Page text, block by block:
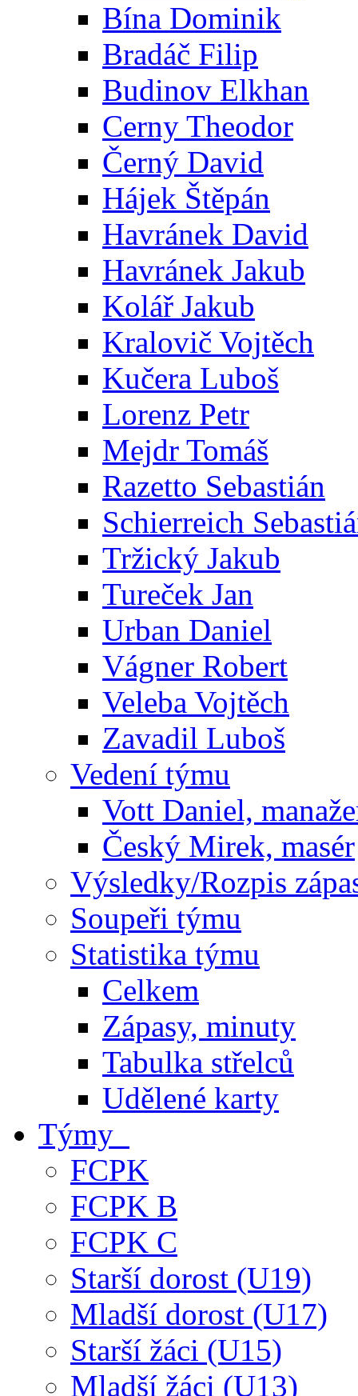
Bína Dominik
Bradáč Filip
Budinov Elkhan
Cerny Theodor
Černý David
Hájek Štěpán
Havránek David
Havránek Jakub
Kolář Jakub
Kralovič Vojtěch
Kučera Luboš
Lorenz Petr
Mejdr Tomáš
Razetto Sebastián
Schierreich
Tržický Jakub
Tureček Jan
Urban Daniel
Vágner Robert
Veleba Vojtěch
Zavadil Luboš
Vedení týmu
Vott Daniel,
Český Mirek, masér
Výsledky/Rozpis
Soupeři týmu
Statistika týmu
Celkem
Zápasy, minuty
Tabulka střelců
Udělené karty
Týmy
FCPK
FCPK B
FCPK C
Starší dorost (U19)
Mladší dorost (U17)
Starší žáci (U15)
Mladší žáci (U13)